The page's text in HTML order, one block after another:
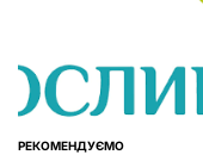
ОПУБЛІКУВАТИ
РЕКОМЕНДУЄМО